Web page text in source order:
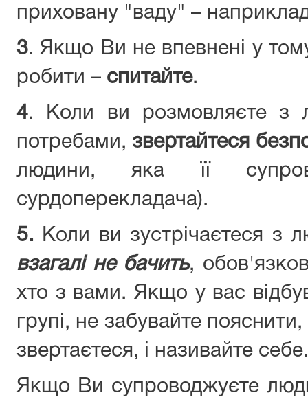
приховану "ваду" –
3. Якщо Ви не впевнені у
робити – спитайте.
4. Коли ви розмовляєте з
потребами, звертайтеся
людини, яка її
сурдоперекладача).
5. Коли ви зустрічаєтеся з
взагалі не бачить,
хто з вами. Якщо у вас
групі, не забувайте
звертаєтеся, і називайте себе.
Якщо Ви супроводжуєте